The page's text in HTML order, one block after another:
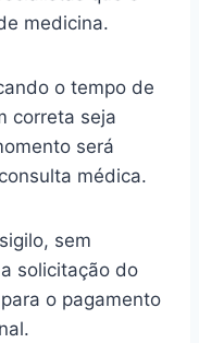
medicina.
o tempo de
correta seja
será
médica.
sem
solicitação do
o pagamento